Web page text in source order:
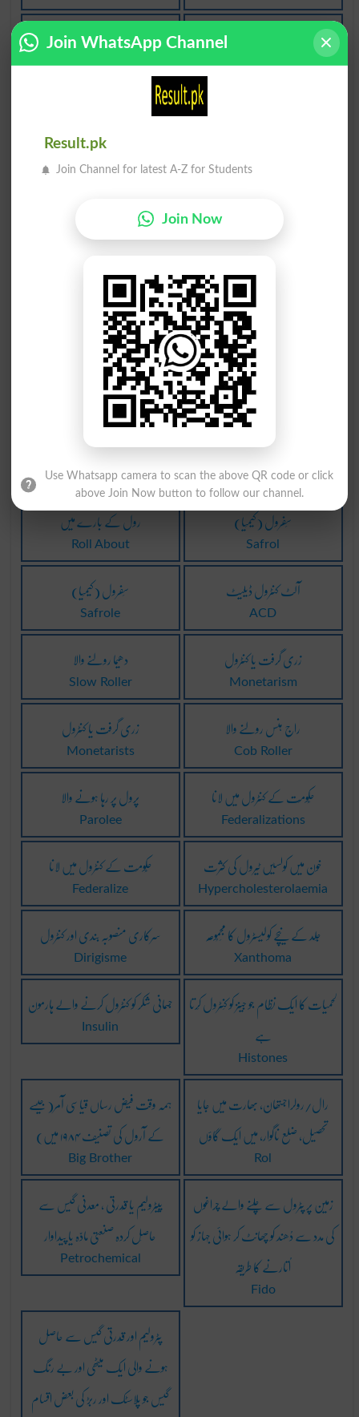
ٹورولا
عورت رولر رول پے کیا
کولیسٹرول الیوس کیرول
رولر کا ہتھا
Winch
رولر کا ہتھا
Winched
رولر کا ہتھا
Wincher
رولر کا ہتھا
Winches
پیٹرول کی جیلی
Napalm
پیٹرول کی جیلی
Napalming
رول کے بارے میں
Roll About
(کیمِیا) سَفرول
Safrol
(کیمِیا) سَفرول
Safrole
آلٹ کنٹرول ڈیلیٹ
ACD
دھیما رولنے والا
Slow Roller
زری گرفت یا کنٹرول
Monetarism
زری گرفت یا کنٹرول
Monetarists
راج ہنس رولنے والا
Cob Roller
پرول پر رہا ہونے والا
Parolee
حَکُومَت کے کنٹرول میں لانا
Federalizations
حَکُومَت کے کنٹرول میں لانا
Federalize
خون میں کولسیں ٹیرول کی کثرت
Hypercholesterolaemia
سرکاری منصوبہ بندی اور کنٹرول
Dirigisme
جِلد کے نیچے کولیسٹرول کا مَجمُوعَہ
Xanthoma
جسمانی شکر کو کنٹرول کرنے والے ہارمون
Insulin
لحمیات کا ایک نَظَام جو جینز کو کَنٹرول کَرتا
ہے
Histones
ہمہ وقت فیض رساں قیاسی آمر( جیسے
کے آرول کی تصنیف ۱۹۸۴ میں)
Big Brother
رال/رولراجستھان، بھارت میں جایا
تحصیل، ضلع ناگوار، میں ایک گاؤں
Rol
پیٹرولیم یا قُدرتی ، معدنی گیس سے
حاصِل کردہ صنعتی مادّہ یا پیداوار
Petrochemical
زمین پر پٹرول سے چلنے والے چراغوں
کی مدد سے دُھند کو چھانٹ کر ہوائی جہاز کو
اُتارنے کا طریقہ
Fido
پٹرولیم اور قُدرتی گیس سے حاصل
ہونے والی ایک میٹھی اور بے رنگ
گیس جو پلاسٹک اور ربڑ کی بعض اقسام
Join WhatsApp Channel
Result.pk
Join Channel for latest A-Z for Students
Join Now
Use Whatsapp camera to scan the above QR code or click
above Join Now button to follow our channel.